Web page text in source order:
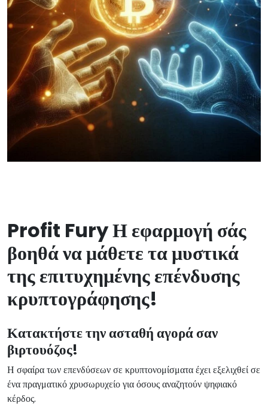
Profit Fury Η εφαρμογή σάς
βοηθά να μάθετε τα μυστικά
της επιτυχημένης επένδυσης
κρυπτογράφησης!
Κατακτήστε την ασταθή αγορά σαν
βιρτουόζος!
Η σφαίρα των επενδύσεων σε κρυπτονομίσματα έχει εξελιχθεί σε
ένα πραγματικό χρυσωρυχείο για όσους αναζητούν ψηφιακό
κέρδος.